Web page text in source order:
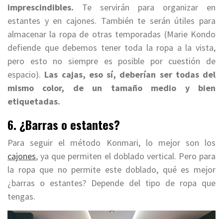
imprescindibles. Te servirán para organizar en
estantes y en cajones. También te serán útiles para
almacenar la ropa de otras temporadas (Marie Kondo
defiende que debemos tener toda la ropa a la vista,
pero esto no siempre es posible por cuestión de
espacio). Las cajas, eso sí, deberían ser todas del
mismo color, de un tamaño medio y bien
etiquetadas.
6. ¿Barras o estantes?
Para seguir el método Konmari, lo mejor son los
cajones, ya que permiten el doblado vertical. Pero para
la ropa que no permite este doblado, qué es mejor
¿barras o estantes? Depende del tipo de ropa que
tengas.